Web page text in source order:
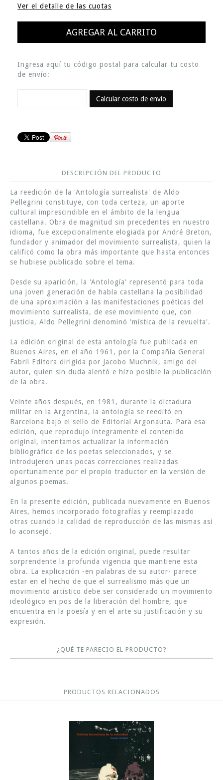
Ver el detalle de las cuotas
Ingresa aquí tu código postal para calcular tu costo
de envío:
Calcular costo de envío
DESCRIPCIÓN DEL PRODUCTO
La reedición de la 'Antología surrealista' de Aldo
Pellegrini constituye, con toda certeza, un aporte
cultural imprescindible en el ámbito de la lengua
castellana. Obra de magnitud sin precedentes en nuestro
idioma, fue excepcionalmente elogiada por André Breton,
fundador y animador del movimiento surrealista, quien la
calificó como la obra más importante que hasta entonces
se hubiese publicado sobre el tema.
Desde su aparición, la 'Antología' representó para toda
una joven generación de habla castellana la posibilidad
de una aproximación a las manifestaciones poéticas del
movimiento surrealista, de ese movimiento que, con
justicia, Aldo Pellegrini denominó 'mística de la revuelta'.
La edición original de esta antología fue publicada en
Buenos Aires, en el año 1961, por la Compañía General
Fabril Editora dirigida por Jacobo Muchnik, amigo del
autor, quien sin duda alentó e hizo posible la publicación
de la obra.
Veinte años después, en 1981, durante la dictadura
militar en la Argentina, la antología se reeditó en
Barcelona bajo el sello de Editorial Argonauta. Para esa
edición, que reprodujo íntegramente el contenido
original, intentamos actualizar la información
bibliográfica de los poetas seleccionados, y se
introdujeron unas pocas correcciones realizadas
oportunamente por el propio traductor en la versión de
algunos poemas.
En la presente edición, publicada nuevamente en Buenos
Aires, hemos incorporado fotografías y reemplazado
otras cuando la calidad de reproducción de las mismas así
lo aconsejó.
A tantos años de la edición original, puede resultar
sorprendente la profunda vigencia que mantiene esta
obra. La explicación -en palabras de su autor- parece
estar en el hecho de que el surrealismo más que un
movimiento artístico debe ser considerado un movimiento
ideológico en pos de la liberación del hombre, que
encuentra en la poesía y en el arte su justificación y su
expresión.
¿QUÉ TE PARECIO EL PRODUCTO?
PRODUCTOS RELACIONADOS